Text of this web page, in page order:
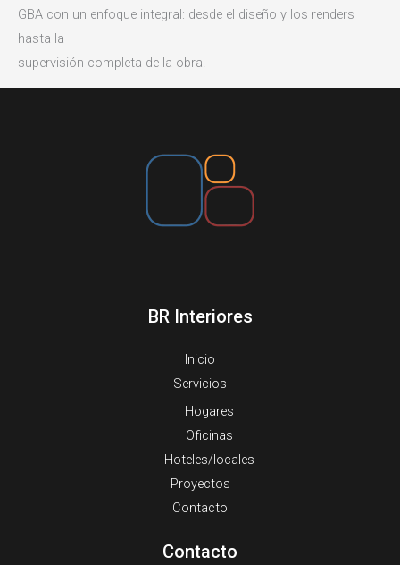
GBA con un enfoque integral: desde el diseño y los renders
hasta la
supervisión completa de la obra.
BR Interiores
Inicio
Servicios
Hogares
Oficinas
Hoteles/locales
Proyectos
Contacto
Contacto